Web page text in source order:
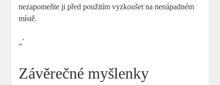
nezapomeňte ji před použitím vyzkoušet na nenápadném
místě.
„`
Závěrečné myšlenky